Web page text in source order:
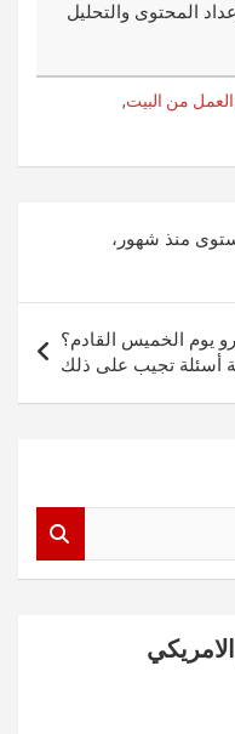
المحتوى والتحليل
العمل من البيت,
منذ شهور،
يوم الخميس القادم؟
أسئلة تجيب على ذلك